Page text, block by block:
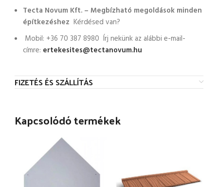
Tecta Novum Kft. – Megbízható megoldások minden
építkezéshez Kérdésed van?
Mobil: +36 70 387 8980 Írj nekünk az alábbi e-mail-
címre: ertekesites@tectanovum.hu
FIZETÉS ÉS SZÁLLÍTÁS
Kapcsolódó termékek